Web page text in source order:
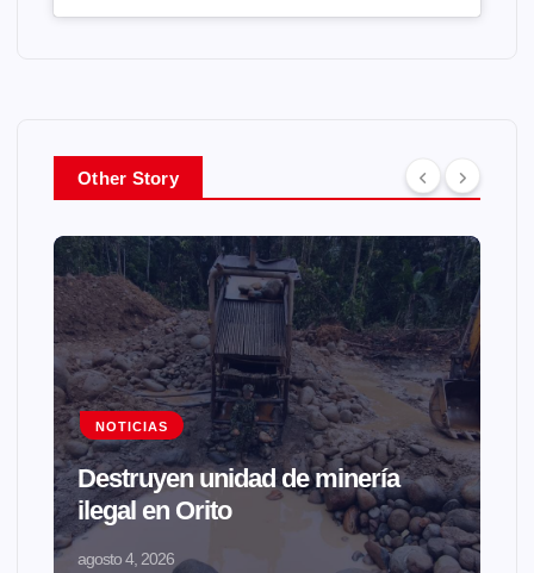
Other Story
NOTICIAS
Destruyen unidad de minería
ilegal en Orito
agosto 4, 2026